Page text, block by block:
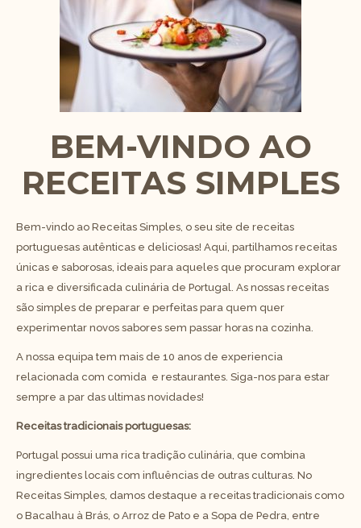
BEM-VINDO AO
RECEITAS SIMPLES
Bem-vindo ao Receitas Simples, o seu site de receitas
portuguesas autênticas e deliciosas! Aqui, partilhamos receitas
únicas e saborosas, ideais para aqueles que procuram explorar
a rica e diversificada culinária de Portugal. As nossas receitas
são simples de preparar e perfeitas para quem quer
experimentar novos sabores sem passar horas na cozinha.
A nossa equipa tem mais de 10 anos de experiencia
relacionada com comida e restaurantes. Siga-nos para estar
sempre a par das ultimas novidades!
Receitas tradicionais portuguesas:
Portugal possui uma rica tradição culinária, que combina
ingredientes locais com influências de outras culturas. No
Receitas Simples, damos destaque a receitas tradicionais como
o Bacalhau à Brás, o Arroz de Pato e a Sopa de Pedra, entre